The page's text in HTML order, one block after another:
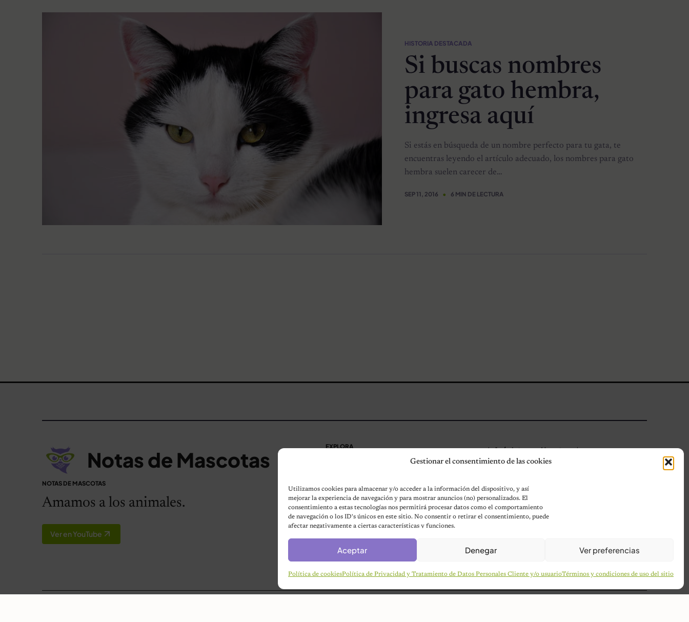
Gestionar el consentimiento de las cookies
Utilizamos cookies para almacenar y/o acceder a la información del dispositivo, y así
mejorar la experiencia de navegación y para mostrar anuncios (no) personalizados. El
consentimiento a estas tecnologías nos permitirá procesar datos como el comportamiento
de navegación o los ID's únicos en este sitio. No consentir o retirar el consentimiento, puede
afectar negativamente a ciertas características y funciones.
Aceptar Denegar Ver preferencias
Política de cookiesPolítica de Privacidad y Tratamiento de Datos Personales Cliente y/o usuarioTérminos y condiciones de uso del sitio
HISTORIA DESTACADA
Si buscas nombres
para gato hembra,
ingresa aquí
Si estás en búsqueda de un nombre perfecto para tu gata, te
encuentras leyendo el artículo adecuado, los nombres para gato
hembra suelen carecer de…
SEP 11, 2016 6 MIN DE LECTURA
Notas de Mascotas
NOTAS DE MASCOTAS
Amamos a los animales.
Ver en YouTube
EXPLORA
Gatos
Humor
Noticias
Aves
★ Asóciate con Nosotros ★
Acerca de Nosotros
Mapa del sitio
Terms and Conditions